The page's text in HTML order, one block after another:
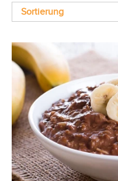
Sortierung